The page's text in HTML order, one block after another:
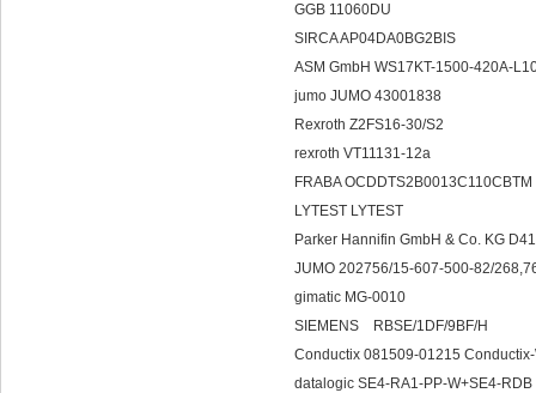
GGB 11060DU
SIRCA AP04DA0BG2BIS
ASM GmbH WS17KT-1500-420A-
jumo JUMO 43001838
Rexroth Z2FS16-30/S2
rexroth VT11131-12a
FRABA OCDDTS2B0013C110CBTM
LYTEST LYTEST
Parker Hannifin GmbH & Co. KG
JUMO 202756/15-607-500-82/
gimatic MG-0010
SIEMENS RBSE/1DF/9BF/H
Conductix 081509-01215
datalogic SE4-RA1-PP-W+SE4-RDB